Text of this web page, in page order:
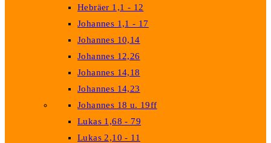
Hebräer 1,1 - 12
Johannes 1,1 - 17
Johannes 10,14
Johannes 12,26
Johannes 14,18
Johannes 14,23
Johannes 18 u. 19ff
Lukas 1,68 - 79
Lukas 2,10 - 11